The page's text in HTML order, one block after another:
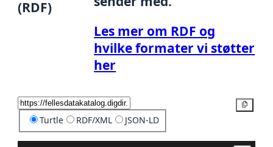
(RDF)
Les mer om RDF og
hvilke formater vi støtter
her
Turtle RDF/XML JSON-LD